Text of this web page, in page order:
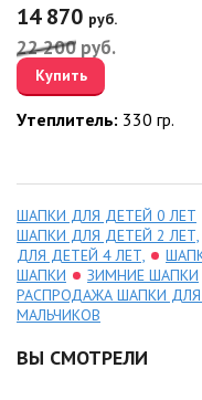
14 870 руб.
22 200 руб.
Купить
Утеплитель: 330 гр.
ШАПКИ ДЛЯ ДЕТЕЙ 0 ЛЕТ
ШАПКИ ДЛЯ ДЕТЕЙ 2 ЛЕТ,
ДЛЯ ДЕТЕЙ 4 ЛЕТ,
ШАПКИ
ЗИМНИЕ ШАПКИ
РАСПРОДАЖА ШАПКИ
МАЛЬЧИКОВ
ВЫ СМОТРЕЛИ